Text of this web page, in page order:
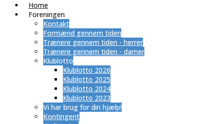
Home
Foreningen
Kontakt
Formænd gennem tiden
Trænere gennem tiden - herrer
Trænere gennem tiden - damer
Klublotto
Klublotto 2026
Klublotto 2025
Klublotto 2024
Klublotto 2023
Vi har brug for din hjælp!
Kontingent